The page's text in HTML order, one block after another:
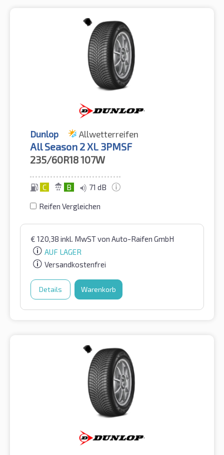
Dunlop Allwetterreifen
All Season 2 XL 3PMSF
235/60R18107W
C B 71 dB
Reifen Vergleichen
€ 120,38 inkl. MwSTvon Auto-Raifen GmbH
AUF LAGER
Versandkostenfrei
Details Warenkorb